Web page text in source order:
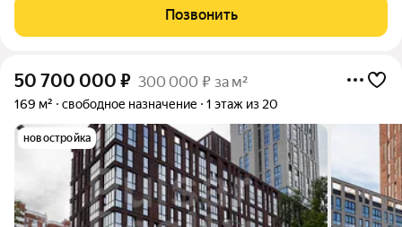
здание «Знаменская, 4» расположен по адресу: Знаменская ул.,
дом 4, Москва
Позвонить
50 700 000 ₽ 300 000 ₽ за м²
169 м² свободное назначение 1 этаж из 20
новостройка